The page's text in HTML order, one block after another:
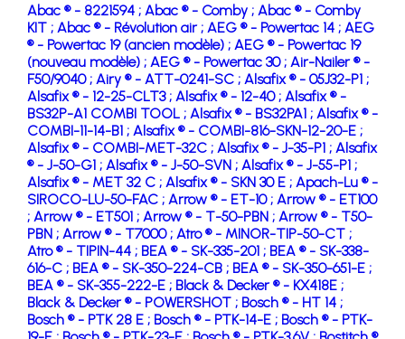
Abac ® - 8221594 ; Abac ® - Comby ; Abac ® - Comby
KIT ; Abac ® - Révolution air ; AEG ® - Powertac 14 ; AEG
® - Powertac 19 (ancien modèle) ; AEG ® - Powertac 19
(nouveau modèle) ; AEG ® - Powertac 30 ; Air-Nailer ® -
F50/9040 ; Airy ® - ATT-0241-SC ; Alsafix ® - 05J32-P1 ;
Alsafix ® - 12-25-CLT3 ; Alsafix ® - 12-40 ; Alsafix ® -
BS32P-A1 COMBI TOOL ; Alsafix ® - BS32PA1 ; Alsafix ® -
COMBI-11-14-B1 ; Alsafix ® - COMBI-816-SKN-12-20-E ;
Alsafix ® - COMBI-MET-32C ; Alsafix ® - J-35-P1 ; Alsafix
® - J-50-G1 ; Alsafix ® - J-50-SVN ; Alsafix ® - J-55-P1 ;
Alsafix ® - MET 32 C ; Alsafix ® - SKN 30 E ; Apach-Lu ® -
SIROCO-LU-50-FAC ; Arrow ® - ET-10 ; Arrow ® - ET100
; Arrow ® - ET501 ; Arrow ® - T-50-PBN ; Arrow ® - T50-
PBN ; Arrow ® - T7000 ; Atro ® - MINOR-TIP-50-CT ;
Atro ® - TIPIN-44 ; BEA ® - SK-335-201 ; BEA ® - SK-338-
616-C ; BEA ® - SK-350-224-CB ; BEA ® - SK-350-651-E ;
BEA ® - SK-355-222-E ; Black & Decker ® - KX418E ;
Black & Decker ® - POWERSHOT ; Bosch ® - HT 14 ;
Bosch ® - PTK 28 E ; Bosch ® - PTK-14-E ; Bosch ® - PTK-